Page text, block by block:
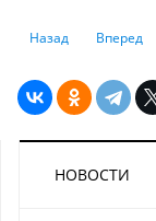
Предыдущий: Что
Назад Вперед
НОВОСТИ